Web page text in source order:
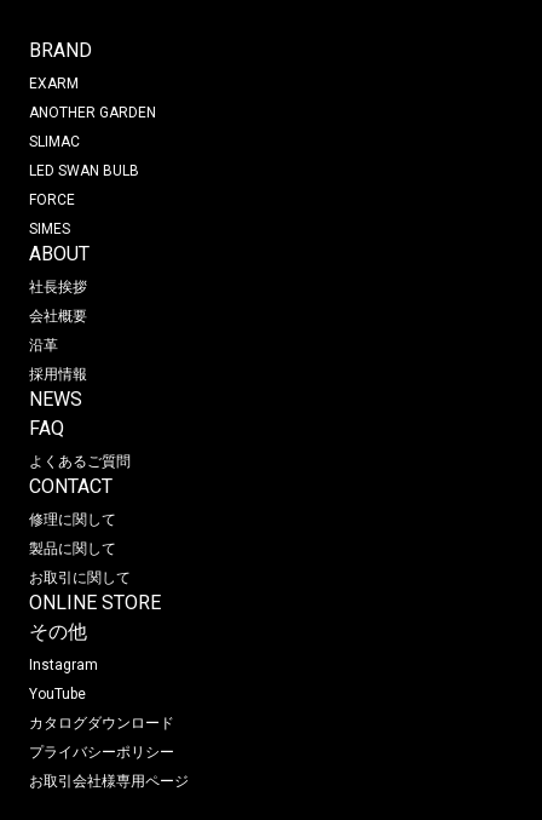
BRAND
EXARM
ANOTHER GARDEN
SLIMAC
LED SWAN BULB
FORCE
SIMES
ABOUT
社長挨拶
会社概要
沿革
採用情報
NEWS
FAQ
よくあるご質問
CONTACT
修理に関して
製品に関して
お取引に関して
ONLINE STORE
その他
Instagram
YouTube
カタログダウンロード
プライバシーポリシー
お取引会社様専用ページ